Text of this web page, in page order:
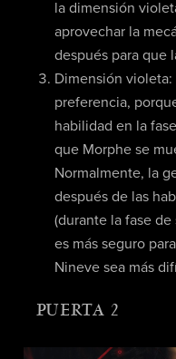
la dimensión
aprovechar la
después para que
Dimensión
preferencia,
habilidad en la
que Morphe se
Normalmente, la
después de las
(durante la fase
es más seguro
Nineve sea más
PUERTA 2